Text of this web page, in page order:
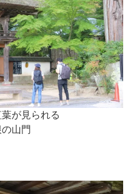
が見られる
山門